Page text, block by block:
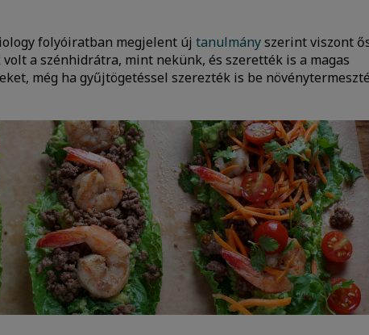
folyóiratban megjelent új tanulmányszerint viszont
a szénhidrátra, mint nekünk, és szerették is a magas
még ha gyűjtögetéssel szerezték is be